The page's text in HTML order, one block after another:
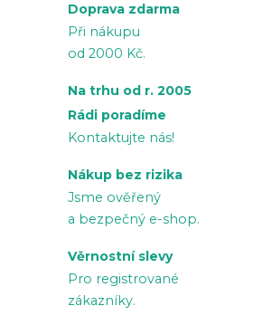
Doprava zdarma
Při nákupu
od 2000 Kč.
Na trhu od r. 2005
Rádi poradíme
Kontaktujte nás!
Nákup bez rizika
Jsme ověřený
a bezpečný e-shop.
Věrnostní slevy
Pro registrované
zákazníky.